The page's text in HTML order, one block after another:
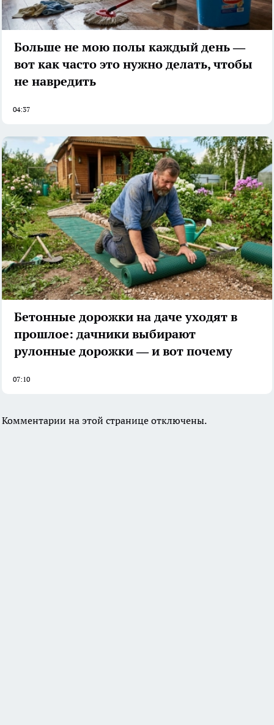
Больше не мою полы каждый день —
вот как часто это нужно делать, чтобы
не навредить
04:37
Бетонные дорожки на даче уходят в
прошлое: дачники выбирают
рулонные дорожки — и вот почему
07:10
Комментарии на этой странице отключены.